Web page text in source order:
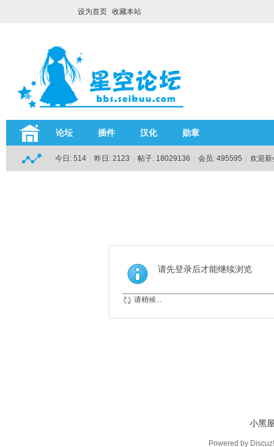
设为首页 收藏本站
论坛 插件 汉化 勋章
今日: 514 昨日: 2123 帖子: 18029136 会员: 495595 欢迎
请先登录后才能继续浏览
请稍候...
小黑
Powered by